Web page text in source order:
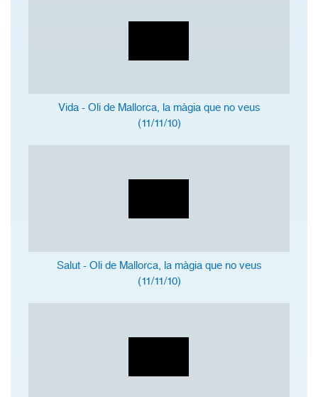
Vida - Oli de Mallorca, la màgia que no veus
(11/11/10)
Salut - Oli de Mallorca, la màgia que no veus
(11/11/10)